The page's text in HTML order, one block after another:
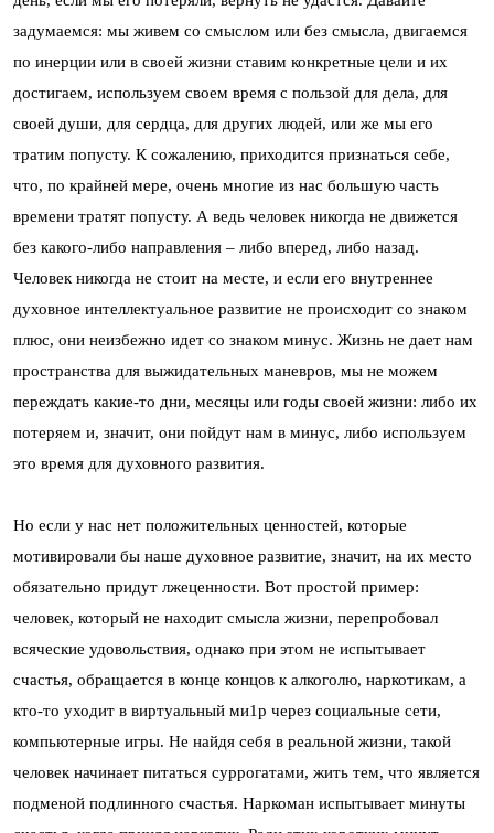
задумаемся: мы живем со смыслом или без смысла, двигаемся
по инерции или в своей жизни ставим конкретные цели и их
достигаем, используем своем время с пользой для дела, для
своей души, для сердца, для других людей, или же мы его
тратим попусту. К сожалению, приходится признаться себе,
что, по крайней мере, очень многие из нас большую часть
времени тратят попусту. А ведь человек никогда не движется
без какого-либо направления – либо вперед, либо назад.
Человек никогда не стоит на месте, и если его внутреннее
духовное интеллектуальное развитие не происходит со знаком
плюс, они неизбежно идет со знаком минус. Жизнь не дает нам
пространства для выжидательных маневров, мы не можем
переждать какие-то дни, месяцы или годы своей жизни: либо их
потеряем и, значит, они пойдут нам в минус, либо используем
это время для духовного развития.
Но если у нас нет положительных ценностей, которые
мотивировали бы наше духовное развитие, значит, на их место
обязательно придут лжеценности. Вот простой пример:
человек, который не находит смысла жизни, перепробовал
всяческие удовольствия, однако при этом не испытывает
счастья, обращается в конце концов к алкоголю, наркотикам, а
кто-то уходит в виртуальный ми1р через социальные сети,
компьютерные игры. Не найдя себя в реальной жизни, такой
человек начинает питаться суррогатами, жить тем, что является
подменой подлинного счастья. Наркоман испытывает минуты